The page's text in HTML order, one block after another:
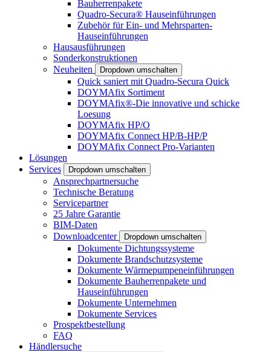
Bauherrenpakete
Quadro-Secura® Hauseinführungen
Zubehör für Ein- und Mehrsparten-
Hauseinführungen
Hausausführungen
Sonderkonstruktionen
Neuheiten
Dropdown umschalten
Quick saniert mit Quadro-Secura Quick
DOYMAfix Sortiment
DOYMAfix®-Die innovative und schicke
Loesung
DOYMAfix HP/O
DOYMAfix Connect HP/B-HP/P
DOYMAfix Connect Pro-Varianten
Lösungen
Services
Dropdown umschalten
Ansprechpartnersuche
Technische Beratung
Servicepartner
25 Jahre Garantie
BIM-Daten
Downloadcenter
Dropdown umschalten
Dokumente Dichtungssysteme
Dokumente Brandschutzsysteme
Dokumente Wärmepumpeneinführungen
Dokumente Bauherrenpakete und
Hauseinführungen
Dokumente Unternehmen
Dokumente Services
Prospektbestellung
FAQ
Händlersuche